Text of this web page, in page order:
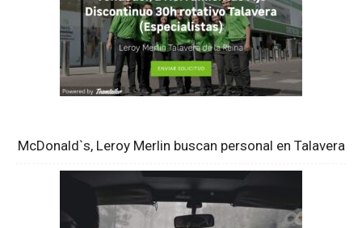
McDonald`s, Leroy Merlin buscan personal en Talavera